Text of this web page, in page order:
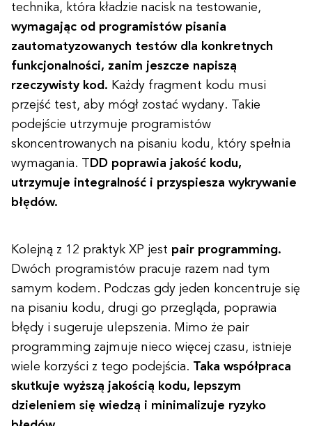
technika, która kładzie nacisk na testowanie,
wymagając od programistów pisania
zautomatyzowanych testów dla konkretnych
funkcjonalności, zanim jeszcze napiszą
rzeczywisty kod. Każdy fragment kodu musi
przejść test, aby mógł zostać wydany. Takie
podejście utrzymuje programistów
skoncentrowanych na pisaniu kodu, który spełnia
wymagania. T DD poprawia jakość kodu,
utrzymuje integralność i przyspiesza wykrywanie
błędów.
Kolejną z 12 praktyk XP jest pair programming.
Dwóch programistów pracuje razem nad tym
samym kodem. Podczas gdy jeden koncentruje się
na pisaniu kodu, drugi go przegląda, poprawia
błędy i sugeruje ulepszenia. Mimo że pair
programming zajmuje nieco więcej czasu, istnieje
wiele korzyści z tego podejścia. Taka współpraca
skutkuje wyższą jakością kodu, lepszym
dzieleniem się wiedzą i minimalizuje ryzyko